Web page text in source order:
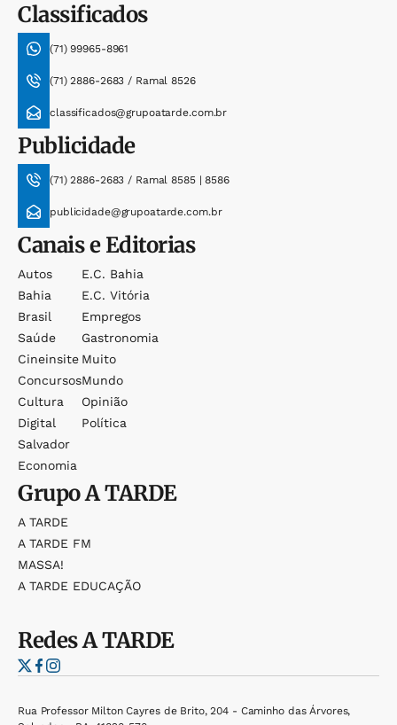
Classificados
(71) 99965-8961
(71) 2886-2683 / Ramal 8526
classificados@grupoatarde.com.br
Publicidade
(71) 2886-2683 / Ramal 8585 | 8586
publicidade@grupoatarde.com.br
Canais e Editorias
Autos
Bahia
Brasil
Saúde
Cineinsite
Concursos
Cultura
Digital
Salvador
Economia
E.c. Bahia
E.c. Vitória
Empregos
Gastronomia
Muito
Mundo
Opinião
Política
GrupoA TARDE
A TARDE
A TARDE FM
MASSA!
A TARDE EDUCAÇÃO
RedesA TARDE
Rua Professor Milton Cayres de Brito, 204 - Caminho das Árvores,